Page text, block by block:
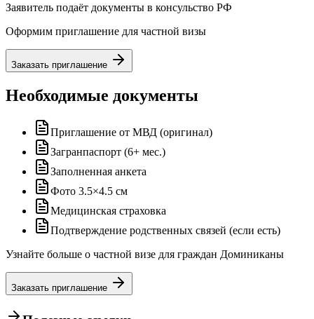
Заявитель подаёт документы в консульство РФ
Оформим приглашение для частной визы
Заказать приглашение
Необходимые документы
Приглашение от МВД (оригинал)
Загранпаспорт (6+ мес.)
Заполненная анкета
Фото 3.5×4.5 см
Медицинская страховка
Подтверждение родственных связей (если есть)
Узнайте больше о частной визе для граждан Доминиканы
Заказать приглашение